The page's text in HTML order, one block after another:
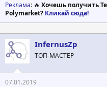
Реклама: 🔥 Хочешь получить
Polymarket? Кликай сюда!
InfernusZp
ТОП-МАСТЕР
07.01.2019